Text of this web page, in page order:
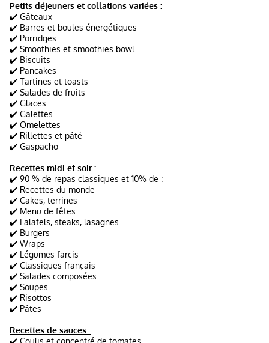
Petits déjeuners et collations variées :
✔️ Gâteaux
✔️ Barres et boules énergétiques
✔️ Porridges
✔️ Smoothies et smoothies bowl
✔️ Biscuits
✔️ Pancakes
✔️ Tartines et toasts
✔️ Salades de fruits
✔️ Glaces
✔️ Galettes
✔️ Omelettes
✔️ Rillettes et pâté
✔️ Gaspacho
Recettes midi et soir :
✔️ 90 % de repas classiques et 10% de :
✔️ Recettes du monde
✔️ Cakes, terrines
✔️ Menu de fêtes
✔️ Falafels, steaks, lasagnes
✔️ Burgers
✔️ Wraps
✔️ Légumes farcis
✔️ Classiques français
✔️ Salades composées
✔️ Soupes
✔️ Risottos
✔️ Pâtes
Recettes de sauces :
✔️ Coulis et concentré de tomates